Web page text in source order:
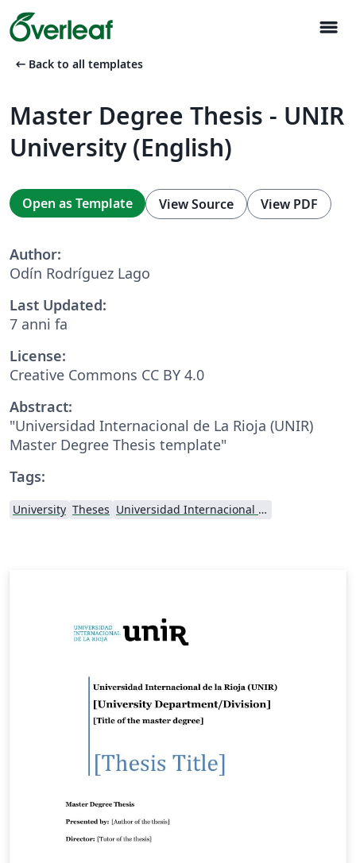
menu
arrow_left_alt Back to all templates
Master Degree Thesis - UNIR
University (English)
Open as Template View Source View PDF
Author:
Odín Rodríguez Lago
Last Updated:
7 anni fa
License:
Creative Commons CC BY 4.0
Abstract:
"Universidad Internacional de La Rioja (UNIR)
Master Degree Thesis template"
Tags:
University Theses Universidad Internacional de la Rioja